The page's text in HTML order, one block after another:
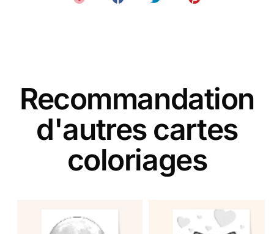
Recommandation
d'autres cartes
coloriages